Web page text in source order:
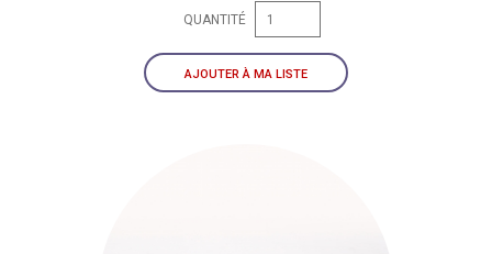
QUANTITÉ
AJOUTER À MA LISTE